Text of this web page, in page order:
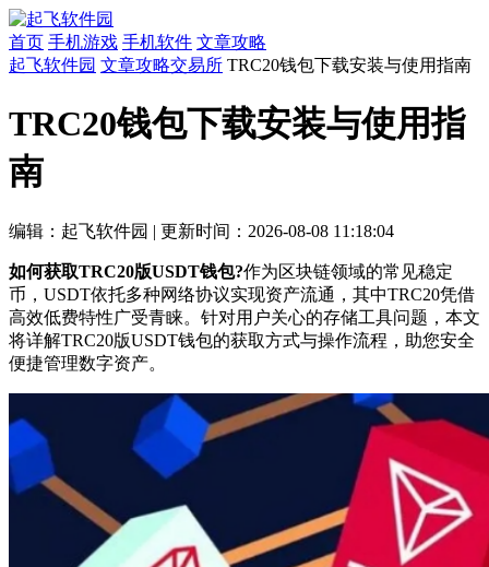
首页 手机游戏 手机软件 文章攻略
起飞软件园 文章攻略交易所 TRC20钱包下载安装与使用指南
TRC20钱包下载安装与使用指
南
编辑：起飞软件园 | 更新时间：2026-08-08 11:18:04
如何获取TRC20版USDT钱包?作为区块链领域的常见稳定
币，USDT依托多种网络协议实现资产流通，其中TRC20凭借
高效低费特性广受青睐。针对用户关心的存储工具问题，本文
将详解TRC20版USDT钱包的获取方式与操作流程，助您安全
便捷管理数字资产。